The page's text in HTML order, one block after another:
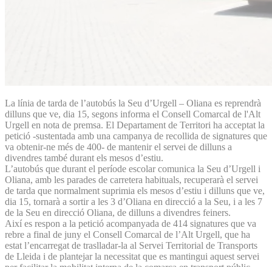
La línia de tarda de l’autobús la Seu d’Urgell – Oliana es reprendrà
dilluns que ve, dia 15, segons informa el Consell Comarcal de l'Alt
Urgell en nota de premsa. El Departament de Territori ha acceptat la
petició -sustentada amb una campanya de recollida de signatures que
va obtenir-ne més de 400- de mantenir el servei de dilluns a
divendres també durant els mesos d’estiu.
L’autobús que durant el període escolar comunica la Seu d’Urgell i
Oliana, amb les parades de carretera habituals, recuperarà el servei
de tarda que normalment suprimia els mesos d’estiu i dilluns que ve,
dia 15, tornarà a sortir a les 3 d’Oliana en direcció a la Seu, i a les 7
de la Seu en direcció Oliana, de dilluns a divendres feiners.
Així es respon a la petició acompanyada de 414 signatures que va
rebre a final de juny el Consell Comarcal de l’Alt Urgell, que ha
estat l’encarregat de traslladar-la al Servei Territorial de Transports
de Lleida i de plantejar la necessitat que es mantingui aquest servei